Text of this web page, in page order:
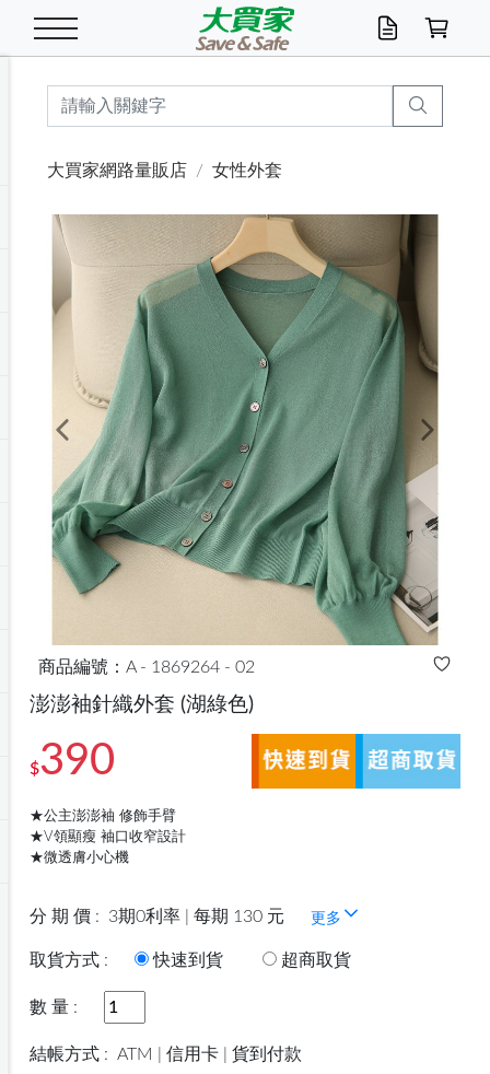
五穀/南北貨
湯類/湯塊
油/調味料 醬油.油膏.蠔油
調味用品
咖哩/沾拌醬/抹醬
碗麵/義大利麵
麵條/快煮麵/米粉
箱購專區
罐頭調理包
醬菜/玉米罐
調理食品
肉鬆/肉醬罐
點心罐
零嘴
堅果/海苔
肉乾/豆乾
美味餅乾 糕餅/點心
洋芋片
節日限定伴手禮
巧克力
果汁咖啡
碳酸/礦泉水
保久乳/豆米漿
機能飲料
箱購飲料
機能保健
族群保健
常備/醫材/口罩
▶保健品牌推薦
奶粉/穀麥片 麥片/玉米片
沖調穀粉/隨手包
紅茶
奶茶/花草茶
烏龍/普洱茶/其他
黑糖桂圓/蜂蜜醋
咖啡豆/粉/濾掛
可可/糖/奶精
香皂/洗手乳
美髮造型 造型髮品
染髮產品
牙膏/漱口水
口腔配件
卸妝/粉刺調理
刮鬍用品
開架/身體保養
面/眼膜
身體保養
開架彩妝/防曬
保鮮/微波
飲水用具
廚房配件
掃除用具/照明/五金 洗衣/曬衣用具
電池/延長線
燈泡/檯燈/照明
修繕/五金/祭祀
傢飾/收納/衛浴
收納用品
衛浴/毛巾
地墊/家飾品
寵物清潔/百貨
園藝用品
廚房紙巾/平版/
箱購免運區
日用活動區
衣物清潔 洗衣粉/皂
漂白水/柔軟精
箱購免運區
浴廁/水管清潔
居家清潔/除濕芳
防蚊/殺蟲
衛生棉/護墊
成人/嬰兒紙尿褲
嬰兒尿布
成人紙尿褲
烤箱/微波/電磁爐
快煮壺/烘碗機
咖啡機/果汁調理
季節家電 風扇/防蚊家電
電暖器
美容家電
家用電器
3C/電腦周邊/OA
數位週邊
手機/平板周邊
辦公用具
辦公文具/收納
玩具/擺設小物
汽機車百貨 汽車百貨
健身/按摩/瑜珈
測量/護具/其他
球類/運動
配件
男/女/機能包
戶外/室內鞋
調理食品
箱購免運 清潔用品免運
居家/汽百用品
店長推薦
這夏不怕熱
綠意露營生活
大買家網路量販店 女性外套
Previous Next
商品編號：A - 1869264 - 02
澎澎袖針織外套 (湖綠色)
$390
★公主澎澎袖 修飾手臂
★V領顯瘦 袖口收窄設計
★微透膚小心機
分 期 價 : 3期0利率 | 每期 130 元 更多
取貨方式 : 快速到貨 超商取貨
數 量 :
結帳方式 : ATM | 信用卡 | 貨到付款